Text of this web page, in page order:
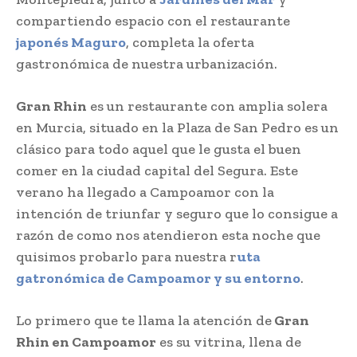
compartiendo espacio con el restaurante
japonés Maguro, completa la oferta
gastronómica de nuestra urbanización.
Gran Rhin es un restaurante con amplia solera
en Murcia, situado en la Plaza de San Pedro es un
clásico para todo aquel que le gusta el buen
comer en la ciudad capital del Segura. Este
verano ha llegado a Campoamor con la
intención de triunfar y seguro que lo consigue a
razón de como nos atendieron esta noche que
quisimos probarlo para nuestra ruta
gatronómica de Campoamor y su entorno.
Lo primero que te llama la atención deGran
Rhin en Campoamor es su vitrina, llena de